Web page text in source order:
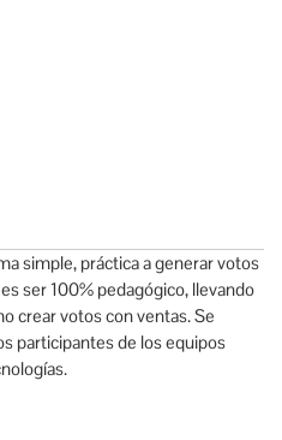
simple, práctica a generar votos
ser 100% pedagógico, llevando
crear votos con ventas. Se
participantes de los equipos